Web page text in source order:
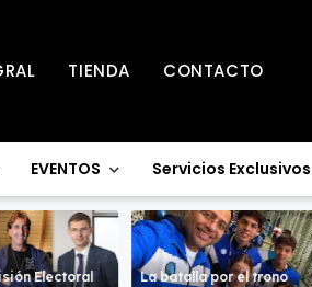
TIENDA CONTACTO
EVENTOS Servicios Exclusivos
Electoral
La batalla por el trono